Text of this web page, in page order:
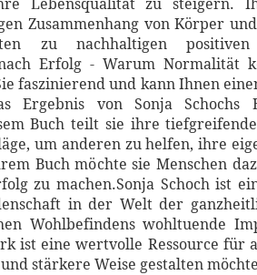
Zusammenhang von Körper
zu nachhaltigen positiven
Erfolg - Warum Normalität
faszinierend und kann Ihnen
Ergebnis von Sonja Schochs
Buch teilt sie ihre
um anderen zu helfen, ihre
Buch möchte sie Menschen
zu machen.Sonja Schoch ist
in der Welt der
Wohlbefindens wohltuende
ist eine wertvolle Ressource für
stärkere Weise gestalten